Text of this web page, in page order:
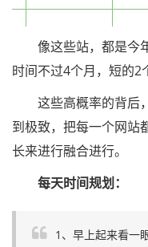
像这些站，都是今年
时间不过4个月，短的2
这些高概率的背后
到极致，把每一个网站
长来进行融合进行。
每天时间规划：
1、早上起来看一